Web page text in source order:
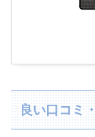
良い口コミ